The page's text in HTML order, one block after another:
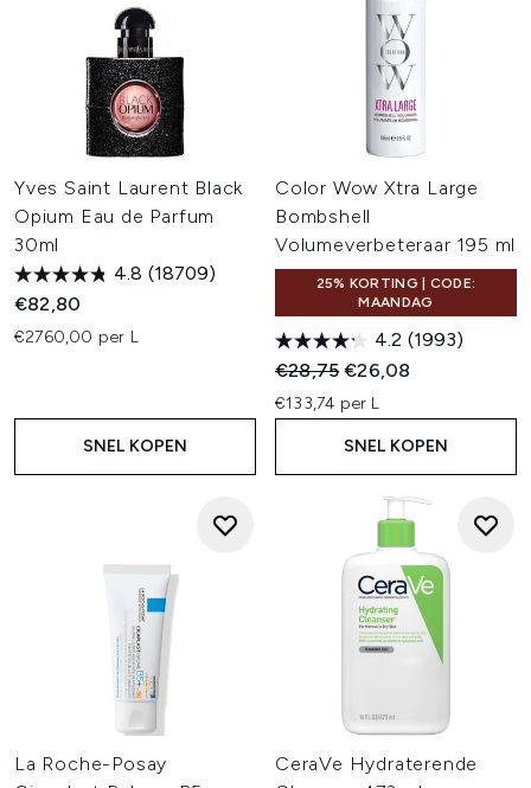
Yves Saint Laurent Black
Opium Eau de Parfum
30ml
4.8 (18709)
€82,80
€2760,00 per L
SNEL KOPEN
Color Wow Xtra Large
Bombshell
Volumeverbeteraar 195 ml
25% KORTING | CODE:
MAANDAG
4.2 (1993)
Recommended Retail Price:
€28,75Huidige prijs:
€26,08
€133,74 per L
SNEL KOPEN
La Roche-Posay
CeraVe Hydraterende